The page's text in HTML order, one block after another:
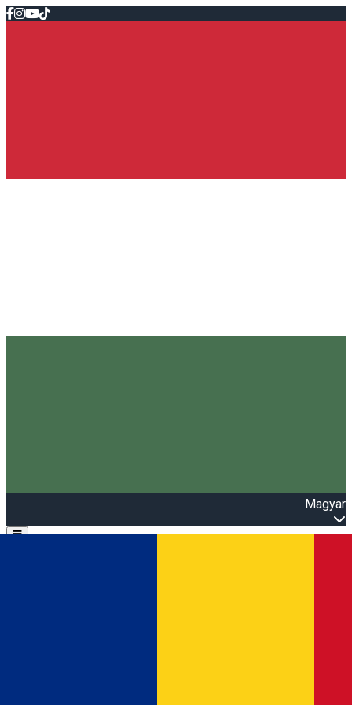
Magyar
Open main menu